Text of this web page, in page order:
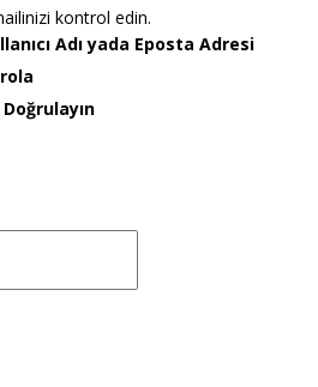
kontrol edin.
Adı yada Eposta Adresi